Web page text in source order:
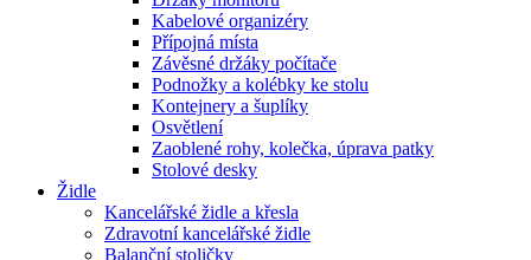
Kabelové organizéry
Přípojná místa
Závěsné držáky počítače
Podnožky a kolébky ke stolu
Kontejnery a šuplíky
Osvětlení
Zaoblené rohy, kolečka, úprava patky
Stolové desky
Židle
Kancelářské židle a křesla
Zdravotní kancelářské židle
Balanční stoličky